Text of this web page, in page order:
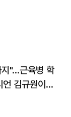
"…근육병 학
김규원이었